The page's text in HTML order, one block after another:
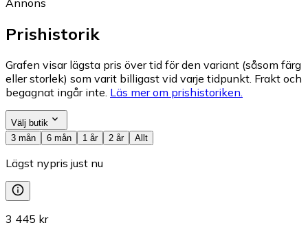
Annons
Prishistorik
Grafen visar lägsta pris över tid för den variant (såsom färg
eller storlek) som varit billigast vid varje tidpunkt. Frakt och
begagnat ingår inte. Läs mer om prishistoriken.
Välj butik
3 mån
6 mån 1 år 2 år Allt
Lägst nypris just nu
3 445 kr